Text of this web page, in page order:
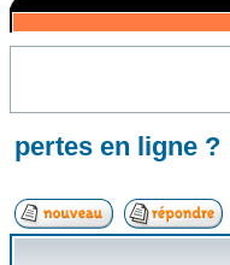
pertes en ligne ?